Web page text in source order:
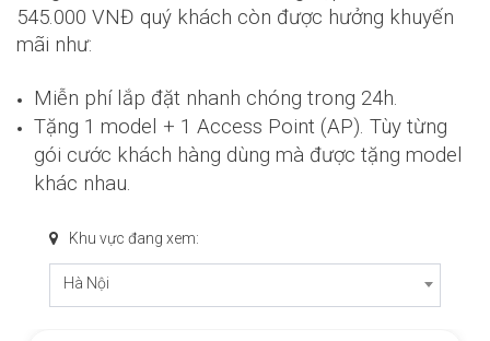
545.000 VNĐ quý khách còn được hưởng khuyến
mãi như:
Miễn phí lắp đặt nhanh chóng trong 24h.
Tặng 1 model + 1 Access Point (AP). Tùy từng
gói cước khách hàng dùng mà được tặng model
khác nhau.
Khu vực đang xem:
Hà Nội